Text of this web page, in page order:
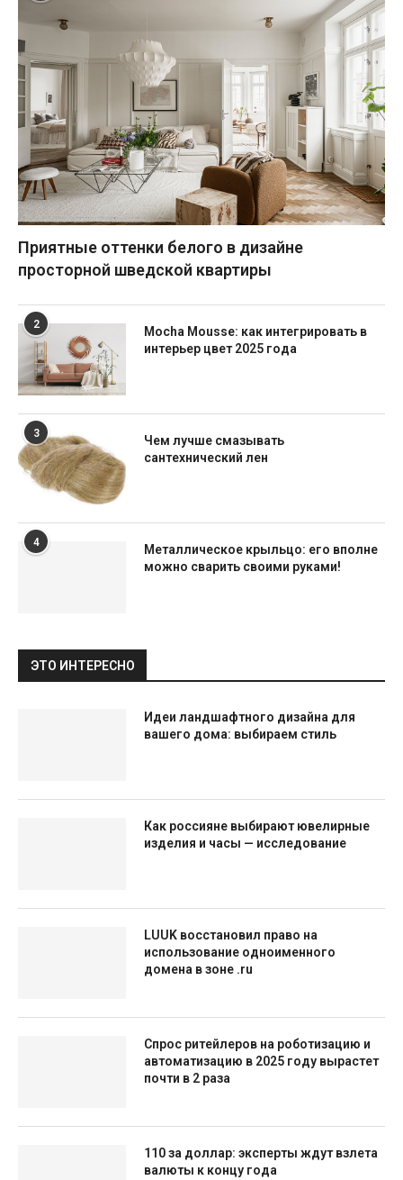
Приятные оттенки белого в дизайне
просторной шведской квартиры
2
Mocha Mousse: как интегрировать в
интерьер цвет 2025 года
3
Чем лучше смазывать
сантехнический лен
4
Металлическое крыльцо: его вполне
можно сварить своими руками!
ЭТО ИНТЕРЕСНО
Идеи ландшафтного дизайна для
вашего дома: выбираем стиль
Как россияне выбирают ювелирные
изделия и часы — исследование
LUUK восстановил право на
использование одноименного
домена в зоне .ru
Спрос ритейлеров на роботизацию и
автоматизацию в 2025 году вырастет
почти в 2 раза
110 за доллар: эксперты ждут взлета
валюты к концу года